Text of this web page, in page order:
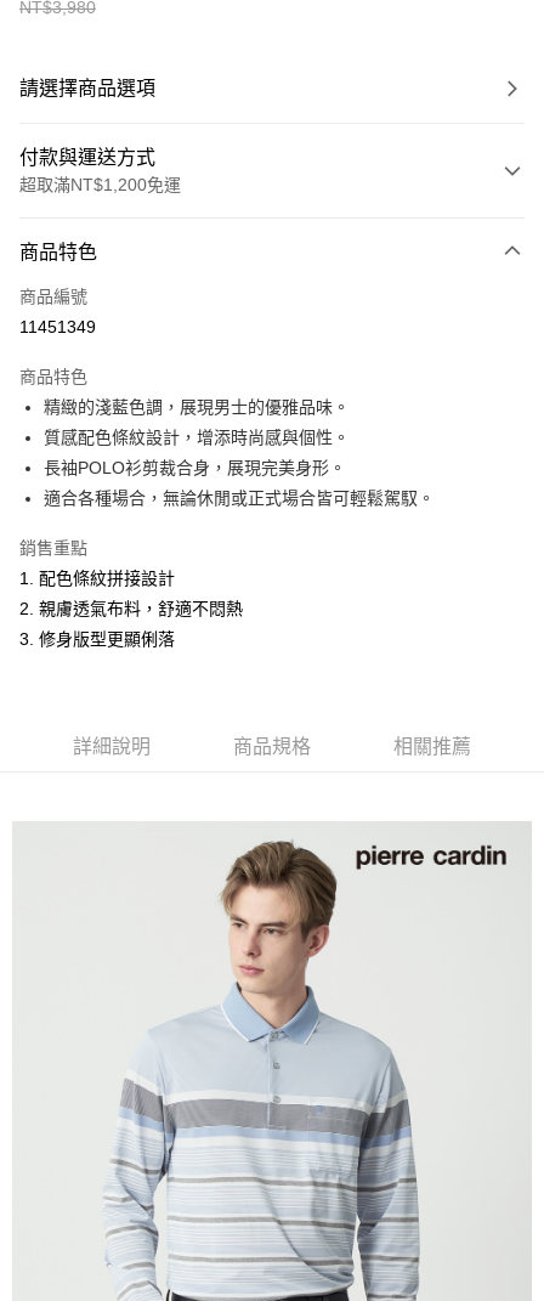
NT$3,980
請選擇商品選項
付款與運送方式
超取滿NT$1,200免運
信用卡一次付款
超商取貨付款
Apple Pay
悠遊付
Google Pay
ATM付款
全家取貨付款
每筆NT$60，滿NT$1,200(含以上)免運費
每筆NT$60，滿NT$1,200(含以上)免運費
每筆NT$60，滿NT$1,200(含以上)免運費
每筆NT$60，滿NT$1,200(含以上)免運費
每筆NT$60，滿NT$1,200(含以上)免運費
每筆NT$80，滿NT$1,200(含以上)免運費
每筆NT$80，滿NT$1,200(含以上)免運費
商品特色
商品編號
11451349
商品特色
精緻的淺藍色調，展現男士的優雅品味。
質感配色條紋設計，增添時尚感與個性。
長袖POLO衫剪裁合身，展現完美身形。
適合各種場合，無論休閒或正式場合皆可輕鬆駕馭。
銷售重點
1. 配色條紋拼接設計
2. 親膚透氣布料，舒適不悶熱
3. 修身版型更顯俐落
詳細說明 商品規格 相關推薦